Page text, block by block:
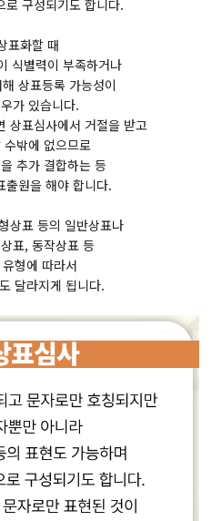
로 구성되기도 합니다.
표화할 때
식별력이 부족하거나
상표등록 가능성이
가 있습니다.
상표심사에서 거절을 받고
밖에 없으므로
추가 결합하는 등
출원을 해야 합니다.
상표 등의 일반상표나
표, 동작상표 등
형에 따라서
달라지게 됩니다.